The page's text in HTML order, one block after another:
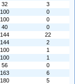
32
3
100
0
100
0
40
0
144
22
144
2
100
1
100
1
56
0
163
6
180
5